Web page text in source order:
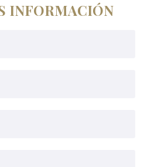
INFORMACIÓN